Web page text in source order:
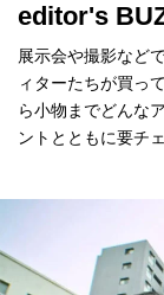
editor's
展示会や撮影など
ィターたちが買っ
ら小物までどんな
ントとともに要チ